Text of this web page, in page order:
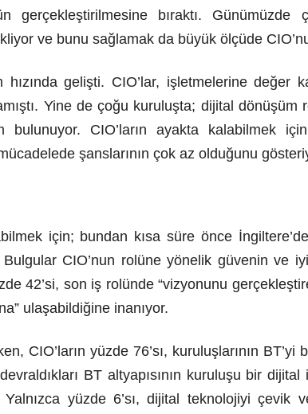
bıraktı. Günümüzde
ve bunu sağlamak da büyük ölçüde
gelişti. CIO’lar, işletmelerine değer
Yine de çoğu kuruluşta; dijital dönüşüm
CIO’ların ayakta kalabilmek
şanslarının çok az olduğunu
için; bundan kısa süre önce
Bulgular CIO’nun rolüne yönelik güvenin ve
42’si, son iş rolünde “vizyonunu
ulaşabildiğine inanıyor.
CIO’ların yüzde 76’sı, kuruluşlarının BT’yi
BT altyapısının kuruluşu bir dijital
Yalnızca yüzde 6’sı, dijital teknolojiyi çevik